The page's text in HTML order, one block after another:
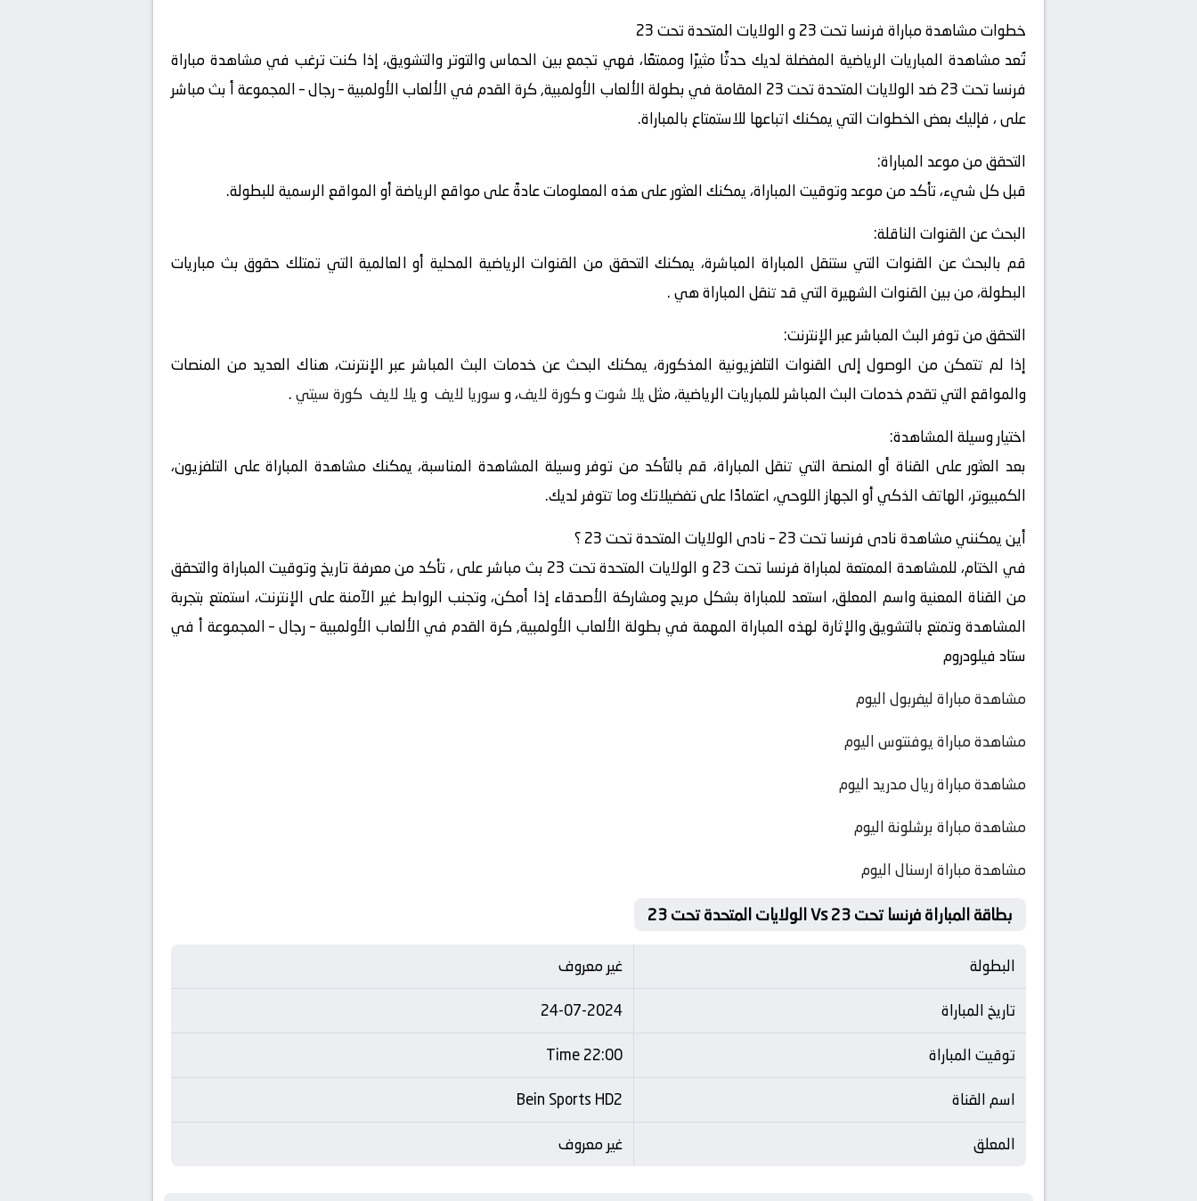
خطوات مشاهدة مباراة فرنسا تحت 23 و الولايات المتحدة تحت 23
تُعد مشاهدة المباريات الرياضية المفضلة لديك حدثًا مثيرًا وممتعًا، فهي تجمع بين الحماس والتوتر والتشويق، إذا كنت ترغب في مشاهدة مباراة
فرنسا تحت 23 ضد الولايات المتحدة تحت 23 المقامة في بطولة الألعاب الأولمبية, كرة القدم في الألعاب الأولمبية – رجال – المجموعة أ بث مباشر
على ، فإليك بعض الخطوات التي يمكنك اتباعها للاستمتاع بالمباراة.
التحقق من موعد المباراة:
قبل كل شيء، تأكد من موعد وتوقيت المباراة، يمكنك العثور على هذه المعلومات عادةً على مواقع الرياضة أو المواقع الرسمية للبطولة.
البحث عن القنوات الناقلة:
قم بالبحث عن القنوات التي ستنقل المباراة المباشرة، يمكنك التحقق من القنوات الرياضية المحلية أو العالمية التي تمتلك حقوق بث مباريات
البطولة، من بين القنوات الشهيرة التي قد تنقل المباراة هي .
التحقق من توفر البث المباشر عبر الإنترنت:
إذا لم تتمكن من الوصول إلى القنوات التلفزيونية المذكورة، يمكنك البحث عن خدمات البث المباشر عبر الإنترنت، هناك العديد من المنصات
والمواقع التي تقدم خدمات البث المباشر للمباريات الرياضية، مثليلا شوتوكورة لايف، وسوريا لايف ويلا لايف كورة سيتي.
اختيار وسيلة المشاهدة:
بعد العثور على القناة أو المنصة التي تنقل المباراة، قم بالتأكد من توفر وسيلة المشاهدة المناسبة، يمكنك مشاهدة المباراة على التلفزيون،
الكمبيوتر، الهاتف الذكي أو الجهاز اللوحي، اعتمادًا على تفضيلاتك وما تتوفر لديك.
أين يمكنني مشاهدة ‎نادى فرنسا تحت 23 – نادى الولايات المتحدة تحت 23 ؟
في الختام، للمشاهدة الممتعة لمباراة فرنسا تحت 23 و الولايات المتحدة تحت 23 بث مباشر على ، تأكد من معرفة تاريخ وتوقيت المباراة والتحقق
من القناة المعنية واسم المعلق، استعد للمباراة بشكل مريح ومشاركة الأصدقاء إذا أمكن، وتجنب الروابط غير الآمنة على الإنترنت، استمتع بتجربة
المشاهدة وتمتع بالتشويق والإثارة لهذه المباراة المهمة في بطولة الألعاب الأولمبية, كرة القدم في الألعاب الأولمبية – رجال – المجموعة أ في
ستاد فيلودروم
مشاهدة مباراة ليفربول اليوم
مشاهدة مباراة يوفنتوس اليوم
مشاهدة مباراة ريال مدريد اليوم
مشاهدة مباراة برشلونة اليوم
مشاهدة مباراة ارسنال اليوم
بطاقة المباراة فرنسا تحت 23 Vs الولايات المتحدة تحت 23
البطولة
غير معروف
تاريخ المباراة
24-07-2024
توقيت المباراة
22:00 Time
اسم القناة
Bein Sports HD2
المعلق
غير معروف